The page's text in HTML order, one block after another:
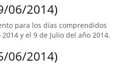
06/2014)
para los días comprendidos
y el 9 de Julio del año 2014.
06/2014)